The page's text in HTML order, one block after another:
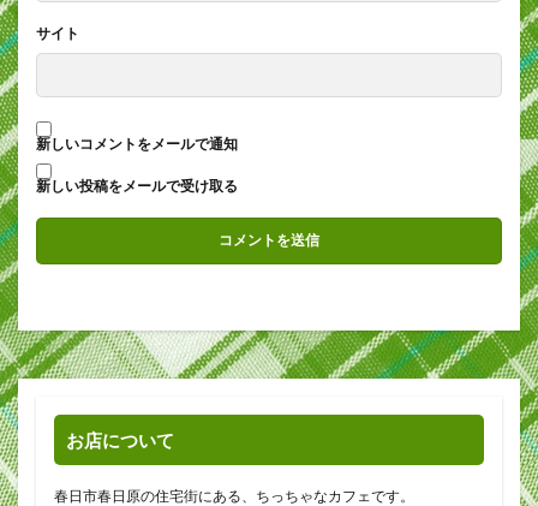
サイト
新しいコメントをメールで通知
新しい投稿をメールで受け取る
お店について
春日市春日原の住宅街にある、ちっちゃなカフェです。